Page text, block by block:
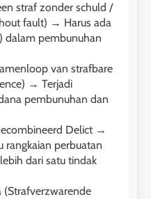
straf zonder schuld /
fault) → Harus ada
dalam pembunuhan
van strafbare
→ Terjadi
pembunuhan dan
Delict →
rangkaian perbuatan
dari satu tindak
(Strafverzwarende